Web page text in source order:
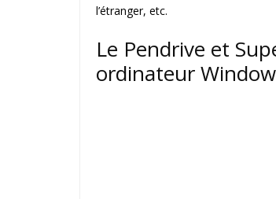
l’étranger, etc.
Le Pendrive et
ordinateur